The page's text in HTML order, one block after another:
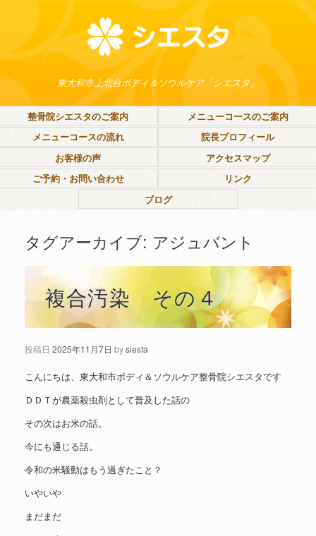
東大和市上北台ボディ＆ソウルケア「シエスタ」
整骨院シエスタのご案内
メニューコースのご案内
メニューコースの流れ
院長プロフィール
お客様の声
アクセスマップ
ご予約・お問い合わせ
リンク
ブログ
タグアーカイブ: アジュバント
複合汚染 その４
投稿日 2025年11月7日 bysiesta
こんにちは、東大和市ボディ＆ソウルケア整骨院シエスタです
ＤＤＴが農薬殺虫剤として普及した話の
その次はお米の話。
今にも通じる話。
令和の米騒動はもう過ぎたこと？
いやいや
まだまだ